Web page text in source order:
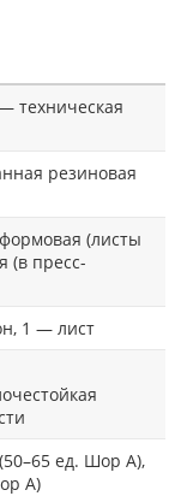
техническая
резиновая
(листы
(в пресс-
1 — лист
ед. Шор А),
А)